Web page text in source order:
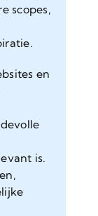
scopes,
en
is.